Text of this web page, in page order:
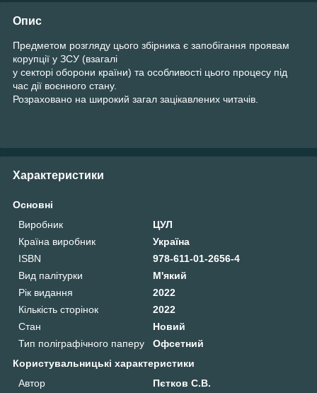
Опис
Предметом розгляду цього збірника є запобігання проявам
корупції у ЗСУ (взагалі
у секторі оборони країни) та особливості цього процесу під
час дії воєнного стану.
Розраховано на широкий загал зацікавлених читачів.
Характеристики
Основні
Виробник
ЦУЛ
Країна виробник
Україна
ISBN
978-611-01-2656-4
Вид палітурки
М'який
Рік видання
2022
Кількість сторінок
2022
Стан
Новий
Тип поліграфічного паперу
Офсетний
Користувальницькі характеристики
Автор
Пєтков С.В.